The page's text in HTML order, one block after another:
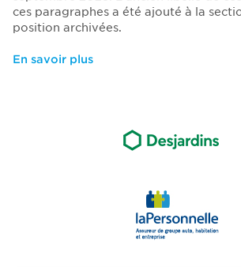
ces paragraphes a été ajouté à la
position archivées.
En savoir plus